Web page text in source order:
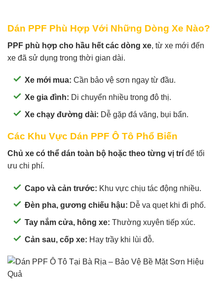
Dán PPF Phù Hợp Với Những Dòng Xe Nào?
PPF phù hợp cho hầu hết các dòng xe, từ xe mới đến
xe đã sử dụng trong thời gian dài.
Xe mới mua: Cần bảo vệ sơn ngay từ đầu.
Xe gia đình: Di chuyển nhiều trong đô thị.
Xe chạy đường dài: Dễ gặp đá văng, bụi bẩn.
Các Khu Vực Dán PPF Ô Tô Phổ Biến
Chủ xe có thể dán toàn bộ hoặc theo từng vị trí để tối
ưu chi phí.
Capo và cản trước: Khu vực chịu tác động nhiều.
Đèn pha, gương chiếu hậu: Dễ va quẹt khi đi phố.
Tay nắm cửa, hông xe: Thường xuyên tiếp xúc.
Cản sau, cốp xe: Hay trầy khi lùi đỗ.